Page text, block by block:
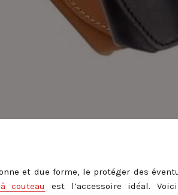
et due forme, le protéger des
couteau est l’accessoire idéal.